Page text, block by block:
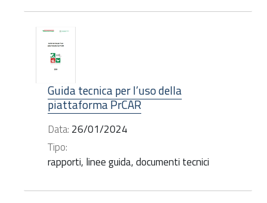
Guida tecnica per l’uso della
piattaforma PrCAR
Data: 26/01/2024
Tipo:
rapporti, linee guida, documenti tecnici